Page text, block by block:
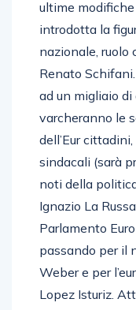
ultime
introdotta la
nazionale, ruolo
Renato
ad un migliaio
varcheranno le
dell’Eur
sindacali (sarà
noti della
Ignazio La
Parlamento
passando per il
Weber e per
Lopez Isturiz.